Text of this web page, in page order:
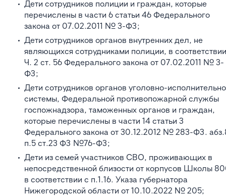
Дети сотрудников полиции и граждан, которые
перечислены в части 6 статьи 46 Федерального
закона от 07.02.2011 № 3-ФЗ;
Дети сотрудников органов внутренних дел, не
являющихся сотрудниками полиции, в
Ч. 2 ст. 56 Федерального закона от 07.02.2011 № 3-
ФЗ;
Дети сотрудников органов уголовно-
системы, Федеральной противопожарной службы
госпожнадзора, таможенных органов и граждан,
которые перечислены в части 14 статьи 3
Федерального закона от 30.12.2012 № 283-ФЗ.
п.5 ст.23 ФЗ №76-ФЗ;
Дети из семей участников СВО, проживающих в
непосредственной близости от корпусов Школы
в соответствии с п.1.16. Указа губернатора
Нижегородской области от 10.10.2022 № 205;